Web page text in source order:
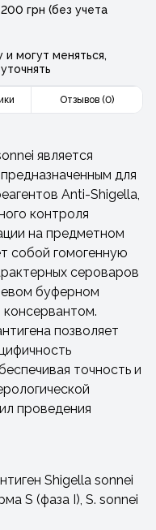
грн (без учета
могут меняться,
Отзывов (0)
является
для
Anti-Shigella,
контроля
на предметном
собой гомогенную
сероваров
буферном
позволяет
точность и
проведения
Shigella sonnei
S (фаза I), S. sonnei